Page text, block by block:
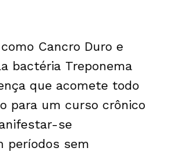
Cancro Duro e
bactéria Treponema
que acomete todo
para um curso crônico
se
períodos sem